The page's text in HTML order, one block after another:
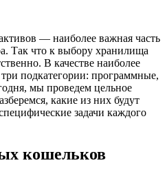
— наиболее важная часть
Так что к выбору хранилища
В качестве наиболее
подкатегории: программные,
мы проведем цельное
какие из них будут
задачи каждого
кошельков